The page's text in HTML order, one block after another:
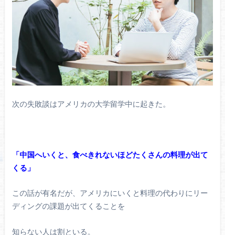
次の失敗談はアメリカの大学留学中に起きた。
「中国へいくと、食べきれないほどたくさんの料理が出て
くる」
この話が有名だが、アメリカにいくと料理の代わりにリー
ディングの課題が出てくることを
知らない人は割といる。